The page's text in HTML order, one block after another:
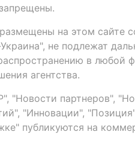
на этом сайте
не подлежат
в любой
агентства.
"Новости партнеров",
"Инновации",
публикуются на